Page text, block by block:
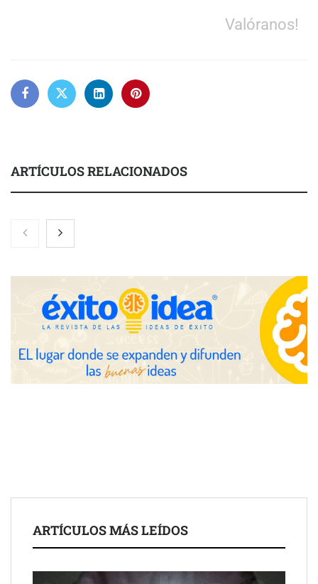
Valóranos!
ARTÍCULOS RELACIONADOS
Zoomex mejora su Strategy Center con herramientas
avanzadas para trading estratégico
COMPALISS de LYSOTRIC: cuando un solo producto multiplica
las posibilidades del salón profesional
Fundación Mapfre y CISE lanzan el concurso ‘Talento Sénior’
para impulsar ideas innovadoras creadas por y para mayores
ARTÍCULOS MÁS LEÍDOS